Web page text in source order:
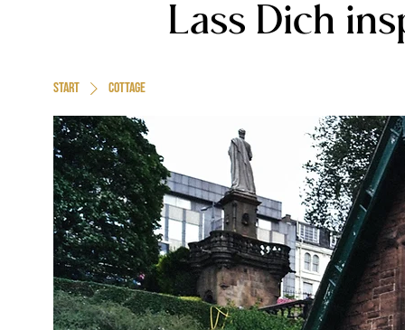
Lass Dich
Start Cottage